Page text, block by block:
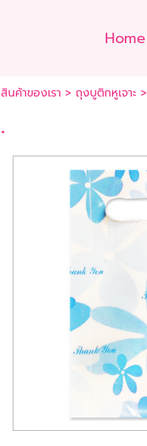
Home
สินค้าของเรา > ถุงบูติกหูเจาะ >
.